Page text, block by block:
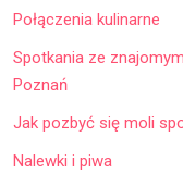
Połączenia kulinarne
Spotkania ze
Poznań
Jak pozbyć się moli
Nalewki i piwa